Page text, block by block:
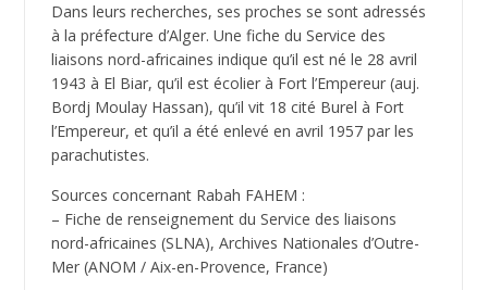
Dans leurs recherches, ses proches se sont adressés
à la préfecture d’Alger. Une fiche du Service des
liaisons nord-africaines indique qu’il est né le 28 avril
1943 à El Biar, qu’il est écolier à Fort l’Empereur (auj.
Bordj Moulay Hassan), qu’il vit 18 cité Burel à Fort
l’Empereur, et qu’il a été enlevé en avril 1957 par les
parachutistes.
Sources concernant Rabah FAHEM :
– Fiche de renseignement du Service des liaisons
nord-africaines (SLNA), Archives Nationales d’Outre-
Mer (ANOM / Aix-en-Provence, France)